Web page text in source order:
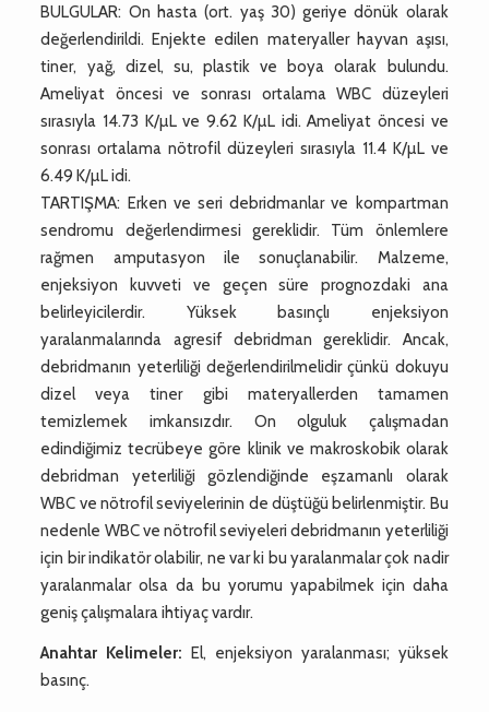
BULGULAR: On hasta (ort. yaş 30) geriye dönük olarak
değerlendirildi. Enjekte edilen materyaller hayvan aşısı,
tiner, yağ, dizel, su, plastik ve boya olarak bulundu.
Ameliyat öncesi ve sonrası ortalama WBC düzeyleri
sırasıyla 14.73 K/µL ve 9.62 K/µL idi. Ameliyat öncesi ve
sonrası ortalama nötrofil düzeyleri sırasıyla 11.4 K/µL ve
6.49 K/µL idi.
TARTIŞMA: Erken ve seri debridmanlar ve kompartman
sendromu değerlendirmesi gereklidir. Tüm önlemlere
rağmen amputasyon ile sonuçlanabilir. Malzeme,
enjeksiyon kuvveti ve geçen süre prognozdaki ana
belirleyicilerdir. Yüksek basınçlı enjeksiyon
yaralanmalarında agresif debridman gereklidir. Ancak,
debridmanın yeterliliği değerlendirilmelidir çünkü dokuyu
dizel veya tiner gibi materyallerden tamamen
temizlemek imkansızdır. On olguluk çalışmadan
edindiğimiz tecrübeye göre klinik ve makroskobik olarak
debridman yeterliliği gözlendiğinde eşzamanlı olarak
WBC ve nötrofil seviyelerinin de düştüğü belirlenmiştir. Bu
nedenle WBC ve nötrofil seviyeleri debridmanın yeterliliği
için bir indikatör olabilir, ne var ki bu yaralanmalar çok nadir
yaralanmalar olsa da bu yorumu yapabilmek için daha
geniş çalışmalara ihtiyaç vardır.
Anahtar Kelimeler: El, enjeksiyon yaralanması; yüksek
basınç.